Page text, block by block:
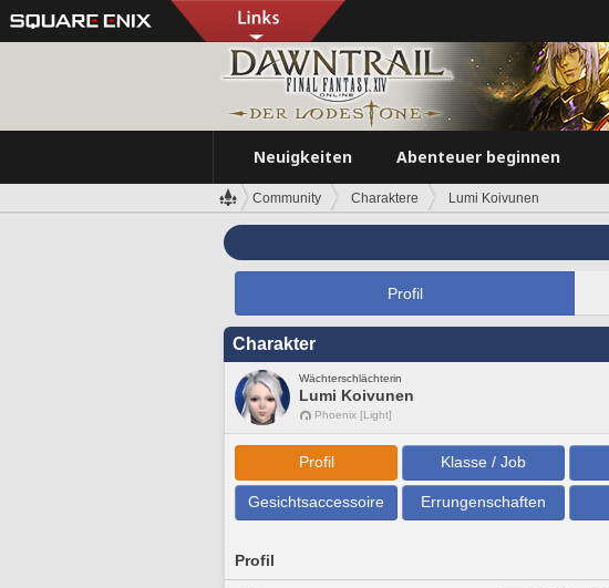
Neuigkeiten Abenteuer beginnen
Community Charaktere Lumi Koivunen
Profil
Charakter
Wächterschlächterin
Lumi Koivunen
Phoenix [Light]
Profil Klasse / Job
Gesichtsaccessoire Errungenschaften
Profil